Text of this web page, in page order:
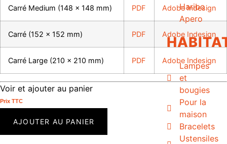
Haribo
Apero
Lampes
et
bougies
Pour la
maison
Bracelets
Ustensiles
Carré Medium (148 x 148 mm) PDF Adobe Indesign
Carré (152 x 152 mm) PDF Adobe Indesign
Carré Large (210 x 210 mm) PDF Adobe Indesign
Voir et ajouter au panier
Prix ​​TTC
AJOUTER AU PANIER